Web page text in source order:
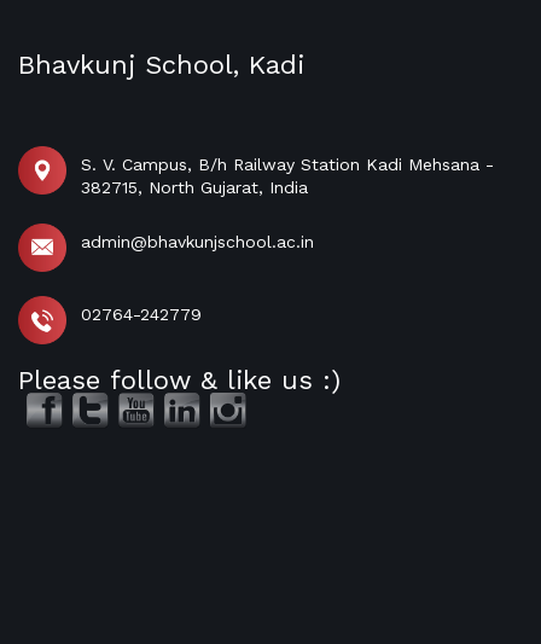
Bhavkunj School, Kadi
S. V. Campus, B/h Railway Station Kadi Mehsana -
382715, North Gujarat, India
admin@bhavkunjschool.ac.in
02764-242779
Please follow & like us :)